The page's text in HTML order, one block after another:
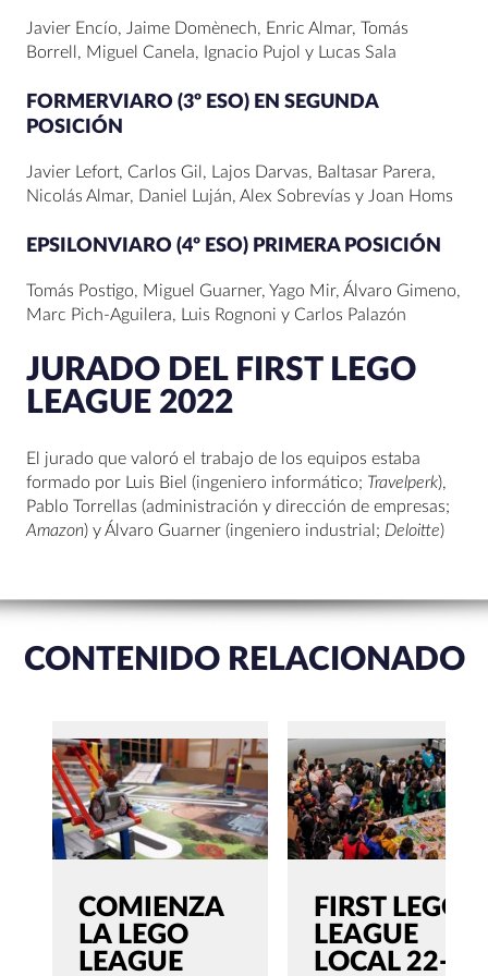
Javier Encío, Jaime Domènech, Enric Almar, Tomás
Borrell, Miguel Canela, Ignacio Pujol y Lucas Sala
FORMERVIARO (3º ESO) EN SEGUNDA
POSICIÓN
Javier Lefort, Carlos Gil, Lajos Darvas, Baltasar Parera,
Nicolás Almar, Daniel Luján, Alex Sobrevías y Joan Homs
EPSILONVIARO (4º ESO) PRIMERA POSICIÓN
Tomás Postigo, Miguel Guarner, Yago Mir, Álvaro Gimeno,
Marc Pich-Aguilera, Luis Rognoni y Carlos Palazón
JURADO DEL FIRST LEGO
LEAGUE 2022
El jurado que valoró el trabajo de los equipos estaba
formado por Luis Biel (ingeniero informático; Travelperk),
Pablo Torrellas (administración y dirección de empresas;
Amazon) y Álvaro Guarner (ingeniero industrial; Deloitte)
CONTENIDO RELACIONADO
COMIENZA
LA LEGO
LEAGUE
FIRST LEGO
LEAGUE
LOCAL 22-